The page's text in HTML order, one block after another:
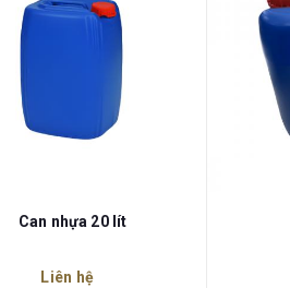
Can nhựa 20 lít
Liên hệ